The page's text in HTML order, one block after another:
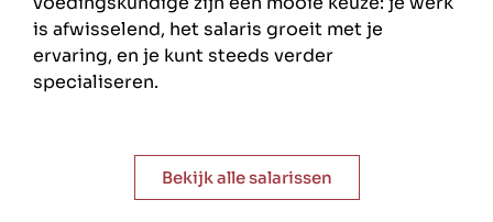
is afwisselend, het salaris groeit met je
ervaring, en je kunt steeds verder
specialiseren.
Bekijk alle salarissen